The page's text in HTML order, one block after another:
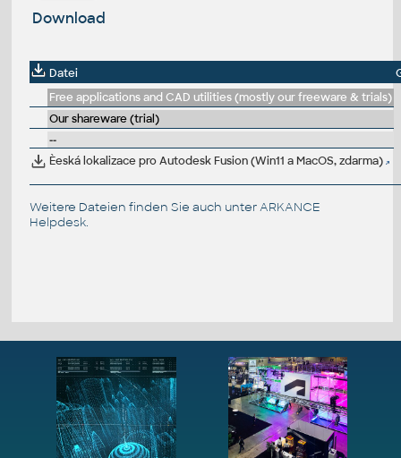
Download
Datei
Free applications and CAD utilities (mostly our freeware & trials)
Our shareware (trial)
--
Èeská lokalizace pro Autodesk Fusion (Win11 a MacOS, zdarma)
Weitere Dateien finden Sie auch unterARKANCE
Helpdesk.